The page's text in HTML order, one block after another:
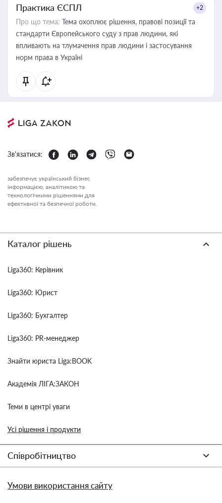
Практика ЄСПЛ +2
Про що тема: Тема охоплює рішення, правові позиції та
стандарти Європейського суду з прав людини, які
впливають на тлумачення прав людини і застосування
норм права в Україні
Зв'язатися:
забезпечує український бізнес
інформацією, аналітикою та
технологічними рішеннями для
ефективної та безпечної роботи.
Каталог рішень
Liga360: Керівник
Liga360: Юрист
Liga360: Бухгалтер
Liga360: PR-менеджер
Знайти юриста Liga:BOOK
Академія ЛІГА:ЗАКОН
Теми в центрі уваги
Усі рішення і продукти
Співробітництво
Умови використання сайту